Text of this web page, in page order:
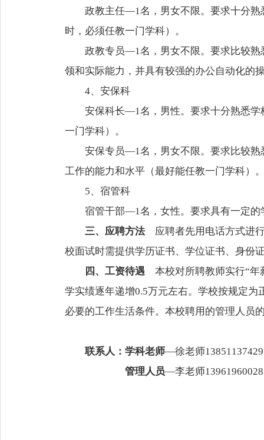
政教主任—1名，男女不限。要求十分熟
时，必须任教一门学科）。
政教专员—1名，男女不限。要求比较熟
领和实际能力，并具有较强的办公自动化的
4、安保科
安保科长—1名，男性。要求十分熟悉学
一门学科）。
安保专员—1名，男女不限。要求比较熟
工作的能力和水平（最好能任教一门学科）
5、宿管科
宿管干部—1名，女性。要求具有一定的
三、应聘方法 应聘者先用电话方式进
校面试时需提供学历证书、学位证书、身份
四、工资待遇 本校对所聘教师实行“
学实绩逐年递增0.5万元左右。学校按规定
必要的工作生活条件。本校聘用的管理人员
联系人：学科老师—徐老师
管理人员—李老师13961960028